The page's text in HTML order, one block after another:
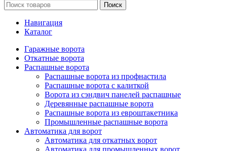
Поиск
Навигация
Каталог
Гаражные ворота
Откатные ворота
Распашные ворота
Распашные ворота из профнастила
Распашные ворота с калиткой
Ворота из сэндвич панелей распашные
Деревянные распашные ворота
Распашные ворота из евроштакетника
Промышленные распашные ворота
Автоматика для ворот
Автоматика для откатных ворот